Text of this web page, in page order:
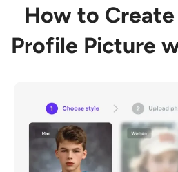
How to Create
Profile Picture